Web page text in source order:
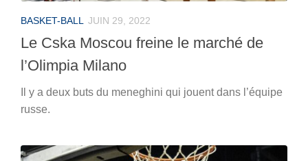
BASKET-BALL JUIN 29, 2022
Le Cska Moscou freine le marché de
l’Olimpia Milano
Il y a deux buts du meneghini qui jouent dans l’équipe
russe.